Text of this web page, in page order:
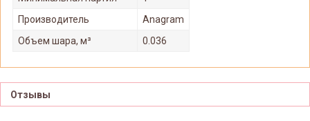
Производитель
Anagram
Объем шара, м³
0.036
Отзывы